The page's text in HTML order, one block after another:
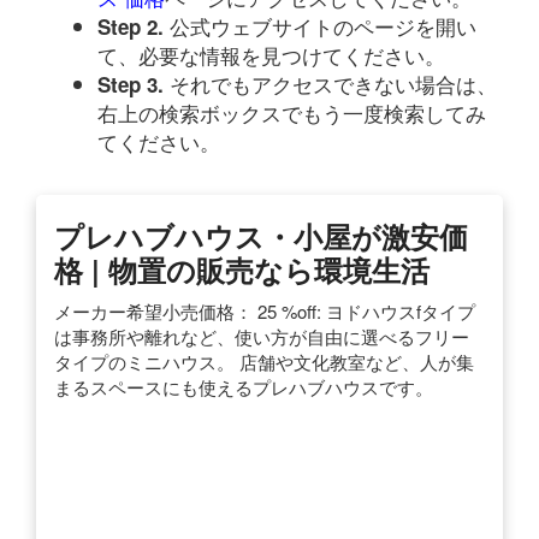
Step 2. 公式ウェブサイトのページを開い
て、必要な情報を見つけてください。
Step 3. それでもアクセスできない場合は、
右上の検索ボックスでもう一度検索してみ
てください。
プレハブハウス・小屋が激安価
格 | 物置の販売なら環境生活
メーカー希望小売価格： 25 %off: ヨドハウスfタイプ
は事務所や離れなど、使い方が自由に選べるフリー
タイプのミニハウス。 店舗や文化教室など、人が集
まるスペースにも使えるプレハブハウスです。